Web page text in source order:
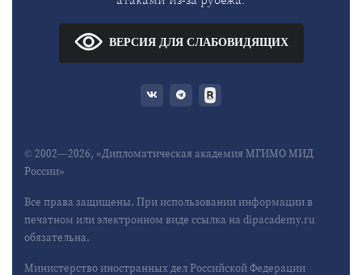
ВЕРСИЯ ДЛЯ СЛАБОВИДЯЩИХ
© 2002—2026, «Дипломатическая академия МГИМО МИД
России»
Все права защищены. При использовании информации в
печатном или электронном виде ссылка на dipacademy.ru
обязательна.
Министерство иностранных дел Российской Федерации